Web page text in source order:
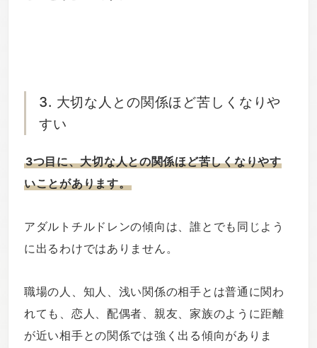
3. 大切な人との関係ほど苦しくなりや
すい
3つ目に、大切な人との関係ほど苦しくなりやす
いことがあります。
アダルトチルドレンの傾向は、誰とでも同じよう
に出るわけではありません。
職場の人、知人、浅い関係の相手とは普通に関わ
れても、恋人、配偶者、親友、家族のように距離
が近い相手との関係では強く出る傾向がありま